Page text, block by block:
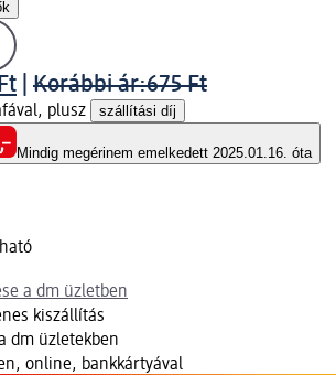
Korábbi ár:675 Ft
plusz szállítási díj
Mindig megérinem emelkedett 2025.01.16. óta
a dm üzletben
kiszállítás
dm üzletekben
online, bankkártyával